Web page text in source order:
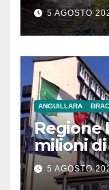
5 AGOSTO
ANGUILLARA
Regione
milioni
Comuni
5 AGOSTO